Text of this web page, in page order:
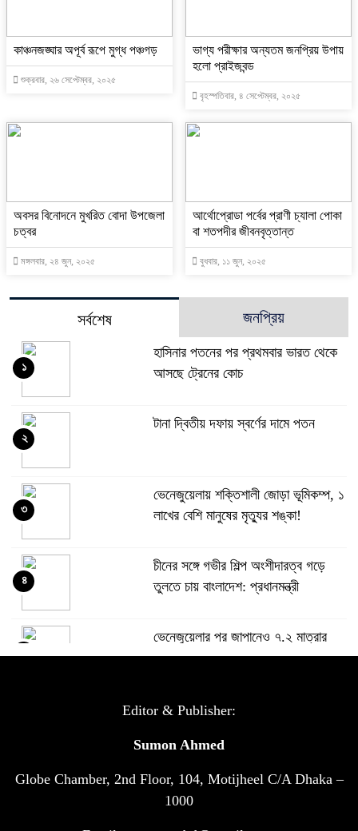
কাঞ্চনজঙ্ঘার অপূর্ব রূপে মুগ্ধ পঞ্চগড়
শুক্রবার, ২৬ সেপ্টেম্বর, ২০২৫
ভাগ্য পরীক্ষার অন্যতম জনপ্রিয় উপায়
হলো প্রাইজবন্ড
বৃহস্পতিবার, ৪ সেপ্টেম্বর, ২০২৫
অবসর বিনোদনে মুখরিত বোদা উপজেলা
চত্বর
মঙ্গলবার, ২৪ জুন, ২০২৫
আর্থোপ্রোডা পর্বের প্রাণী চ্যালা পোকা
বা শতপদীর জীবনবৃত্তান্ত
বুধবার, ১১ জুন, ২০২৫
সর্বশেষ জনপ্রিয়
হাসিনার পতনের পর প্রথমবার ভারত থেকে
আসছে ট্রেনের কোচ
১
টানা দ্বিতীয় দফায় স্বর্ণের দামে পতন
২
ভেনেজুয়েলায় শক্তিশালী জোড়া ভূমিকম্প, ১
লাখের বেশি মানুষের মৃত্যুর শঙ্কা!
৩
চীনের সঙ্গে গভীর শিল্প অংশীদারত্ব গড়ে
তুলতে চায় বাংলাদেশ: প্রধানমন্ত্রী
৪
ভেনেজুয়েলার পর জাপানেও ৭.২ মাত্রার
শক্তিশালী ভূমিকম্প
টানা ৩ ম্যাচে গোল ভিনির, ইতিহাস বলছে
সরকারি ৩শ কেজি বই বিক্রির অভিযোগ
মাদ্রাসা সুপারের বিরুদ্ধে
Editor & Publisher:
Sumon Ahmed
Globe Chamber, 2nd Floor, 104, Motijheel C/A Dhaka –
1000